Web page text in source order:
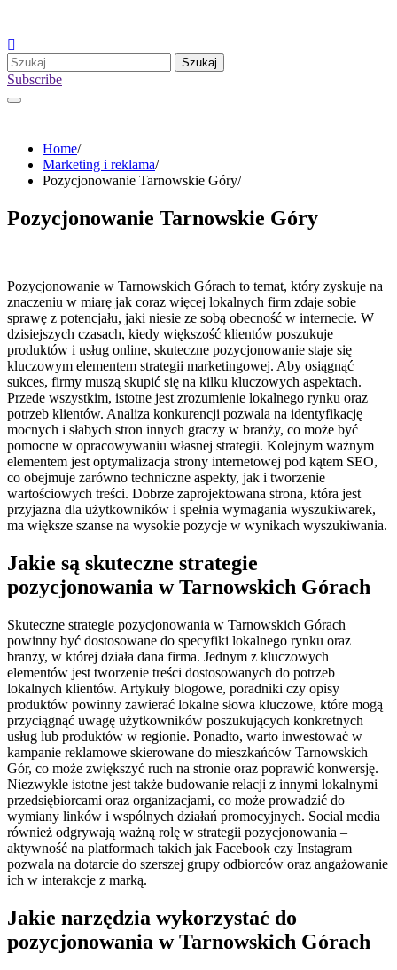
content
Szukaj:
Subscribe
Home
Marketing i reklama
Pozycjonowanie Tarnowskie Góry
Pozycjonowanie Tarnowskie Góry
Pozycjonowanie w Tarnowskich Górach to temat, który zyskuje na
znaczeniu w miarę jak coraz więcej lokalnych firm zdaje sobie
sprawę z potencjału, jaki niesie ze sobą obecność w internecie. W
dzisiejszych czasach, kiedy większość klientów poszukuje
produktów i usług online, skuteczne pozycjonowanie staje się
kluczowym elementem strategii marketingowej. Aby osiągnąć
sukces, firmy muszą skupić się na kilku kluczowych aspektach.
Przede wszystkim, istotne jest zrozumienie lokalnego rynku oraz
potrzeb klientów. Analiza konkurencji pozwala na identyfikację
mocnych i słabych stron innych graczy w branży, co może być
pomocne w opracowywaniu własnej strategii. Kolejnym ważnym
elementem jest optymalizacja strony internetowej pod kątem SEO,
co obejmuje zarówno techniczne aspekty, jak i tworzenie
wartościowych treści. Dobrze zaprojektowana strona, która jest
przyjazna dla użytkowników i spełnia wymagania wyszukiwarek,
ma większe szanse na wysokie pozycje w wynikach wyszukiwania.
Jakie są skuteczne strategie
pozycjonowania w Tarnowskich Górach
Skuteczne strategie pozycjonowania w Tarnowskich Górach
powinny być dostosowane do specyfiki lokalnego rynku oraz
branży, w której działa dana firma. Jednym z kluczowych
elementów jest tworzenie treści dostosowanych do potrzeb
lokalnych klientów. Artykuły blogowe, poradniki czy opisy
produktów powinny zawierać lokalne słowa kluczowe, które mogą
przyciągnąć uwagę użytkowników poszukujących konkretnych
usług lub produktów w regionie. Ponadto, warto inwestować w
kampanie reklamowe skierowane do mieszkańców Tarnowskich
Gór, co może zwiększyć ruch na stronie oraz poprawić konwersję.
Niezwykle istotne jest także budowanie relacji z innymi lokalnymi
przedsiębiorcami oraz organizacjami, co może prowadzić do
wymiany linków i wspólnych działań promocyjnych. Social media
również odgrywają ważną rolę w strategii pozycjonowania –
aktywność na platformach takich jak Facebook czy Instagram
pozwala na dotarcie do szerszej grupy odbiorców oraz angażowanie
ich w interakcje z marką.
Jakie narzędzia wykorzystać do
pozycjonowania w Tarnowskich Górach